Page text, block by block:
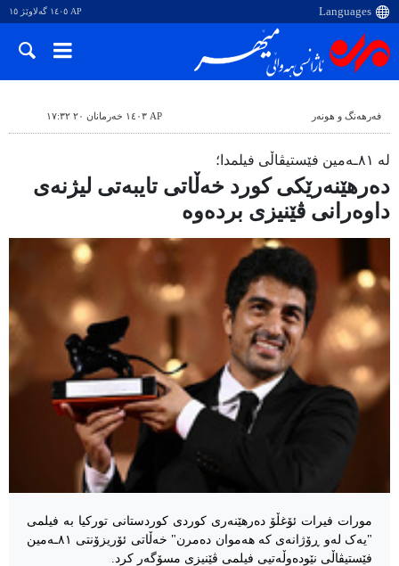
AP ١٤٠٥ گەلاوێژ ١٥
فەرهەنگ و هونەر AP ١٤٠٣ خەرمانان ٢٠ ١٧:٣٢
لە ٨١ـەمین فێستیڤاڵی فیلمدا؛
دەرهێنەرێکی کورد خەڵاتی تایبەتی لیژنەی
داوەرانی ڤێنیزی بردەوە
مورات فیرات ئۆغڵۆ دەرهێنەری کوردی کوردستانی تورکیا بە فیلمی
"یەک لەو ڕۆژانەی کە هەموان دەمرن" خەڵاتی ئۆریزۆنتی ٨١ـەمین
فێستیڤاڵی نێودەوڵەتیی فیلمی ڤێنیزی مسۆگەر کرد.